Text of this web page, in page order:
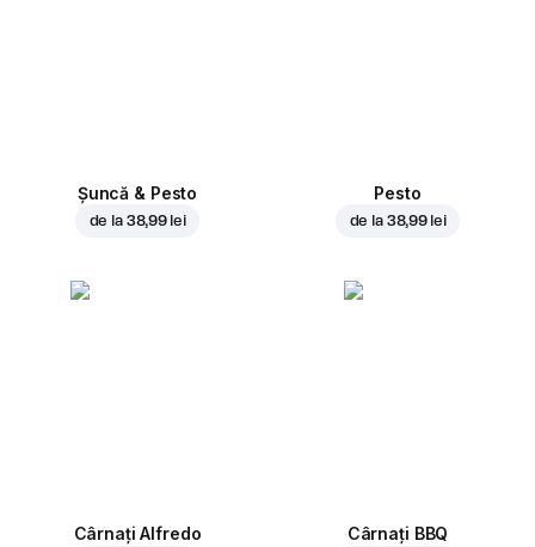
Șuncă & Pesto
de la 38,99 lei
Pesto
de la 38,99 lei
Cârnați Alfredo Cârnați BBQ